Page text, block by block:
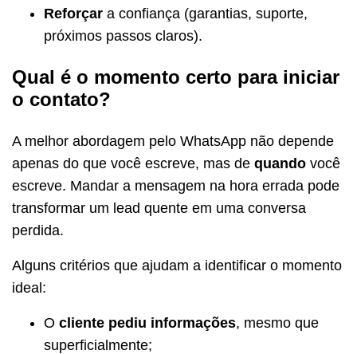
Reforçar a confiança (garantias, suporte,
próximos passos claros).
Qual é o momento certo para iniciar
o contato?
A melhor abordagem pelo WhatsApp não depende
apenas do que você escreve, mas de quando você
escreve. Mandar a mensagem na hora errada pode
transformar um lead quente em uma conversa
perdida.
Alguns critérios que ajudam a identificar o momento
ideal:
O cliente pediu informações, mesmo que
superficialmente;